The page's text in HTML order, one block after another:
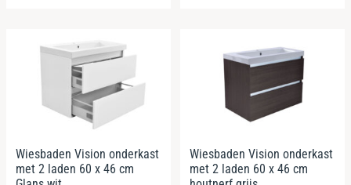
Wiesbaden Vision onderkast
met 2 laden 60 x 46 cm
Wiesbaden Vision onderkast
met 2 laden 60 x 46 cm